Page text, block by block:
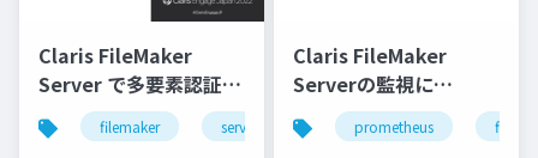
Claris FileMaker
Server で多要素認証を
導入するには
filemaker server security mfa
Claris FileMaker
Serverの監視に
Prometheusを活用す
る
prometheus